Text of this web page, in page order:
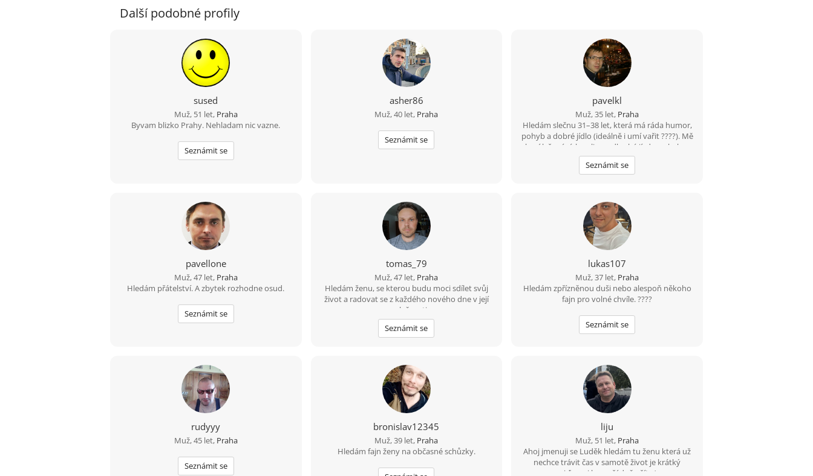
Další podobné profily
sused
Muž, 51 let, Praha
Byvam blizko Prahy. Nehladam nic vazne.
Seznámit se
asher86
Muž, 40 let, Praha
Seznámit se
pavelkl
Muž, 35 let, Praha
Hledám slečnu 31–38 let, která má ráda humor,
pohyb a dobré jídlo (ideálně i umí vařit ????). Mě
baví lyžování, bowling a dlouhé jízdy na kole –
80 km beru jako výzvu, ne utrpení. Hledám
někoho, s kým bude fajn nejen na výletě, ale i
Seznámit se
pavellone
Muž, 47 let, Praha
Hledám přátelství. A zbytek rozhodne osud.
Seznámit se
tomas_79
Muž, 47 let, Praha
Hledám ženu, se kterou budu moci sdílet svůj
život a radovat se z každého nového dne v její
společnosti
Seznámit se
lukas107
Muž, 37 let, Praha
Hledám zpřízněnou duši nebo alespoň někoho
fajn pro volné chvíle. ????
Seznámit se
rudyyy
Muž, 45 let, Praha
Seznámit se
bronislav12345
Muž, 39 let, Praha
Hledám fajn ženy na občasné schůzky.
liju
Muž, 51 let, Praha
Ahoj jmenuji se Luděk hledám tu ženu která už
nechce trávit čas v samotě život je krátký
pojďme si ho pořádně užít :-) .